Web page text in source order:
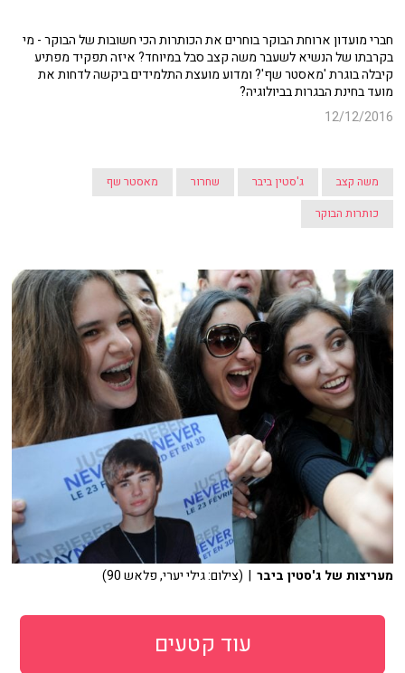
חברי מועדון ארוחת הבוקר בוחרים את הכותרות הכי חשובות של הבוקר - מי
בקרבתו של הנשיא לשעבר משה קצב סבל במיוחד? איזה תפקיד מפתיע
קיבלה בוגרת 'מאסטר שף'? ומדוע מועצת התלמידים ביקשה לדחות את
מועד בחינת הבגרות בביולוגיה?
12/12/2016
משה קצב ג'סטין ביבר שחרור
מאסטר שף
כותרות הבוקר
מעריצות של ג'סטין ביבר | (צילום: גילי יערי, פלאש 90)
עוד קטעים